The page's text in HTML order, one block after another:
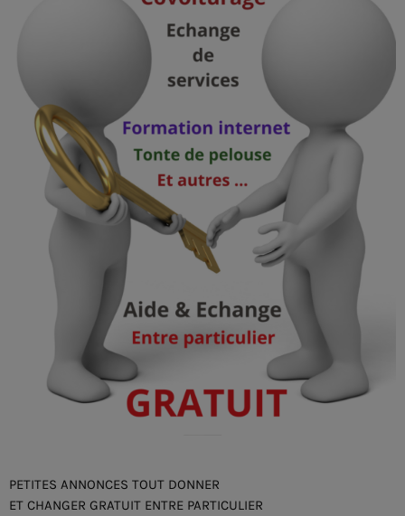
PETITES ANNONCES TOUT DONNER
ET CHANGER GRATUIT ENTRE PARTICULIER